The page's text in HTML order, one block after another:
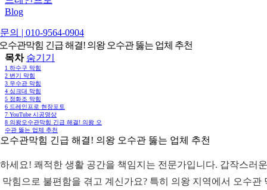
Blog
의 | 010-9564-0904
수관막힘 긴급 해결! 의왕 오수관 뚫는 업체 추천
목차 숨기기
1 하수구 막힘
2 변기 막힘
3 우수관 막힘
4 싱크대 막힘
5 정화조 막힘
6 드레인프로 현장포토
7 YouTube 시공영상
8 의왕오수관막힘 긴급 해결! 의왕 오
수관 뚫는 업체 추천
수관막힘 긴급 해결! 의왕 오수관 뚫는 업체 추천
세요! 쾌적한 생활 공간을 책임지는 전문가입니다. 갑작스러
막힘으로 불편함을 겪고 계신가요? 특히 의왕 지역에서 오수관